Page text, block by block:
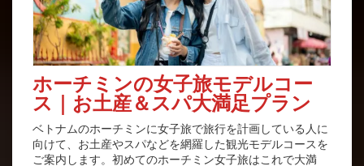
ホーチミンの女子旅モデルコー
ス｜お土産＆スパ大満足プラン
ベトナムのホーチミンに女子旅で旅行を計画している人に
向けて、お土産やスパなどを網羅した観光モデルコースを
ご案内します。初めてのホーチミン女子旅はこれで大満